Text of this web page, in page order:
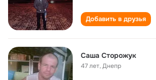
Добавить в друзья
Саша Сторожук
47 лет,Днепр